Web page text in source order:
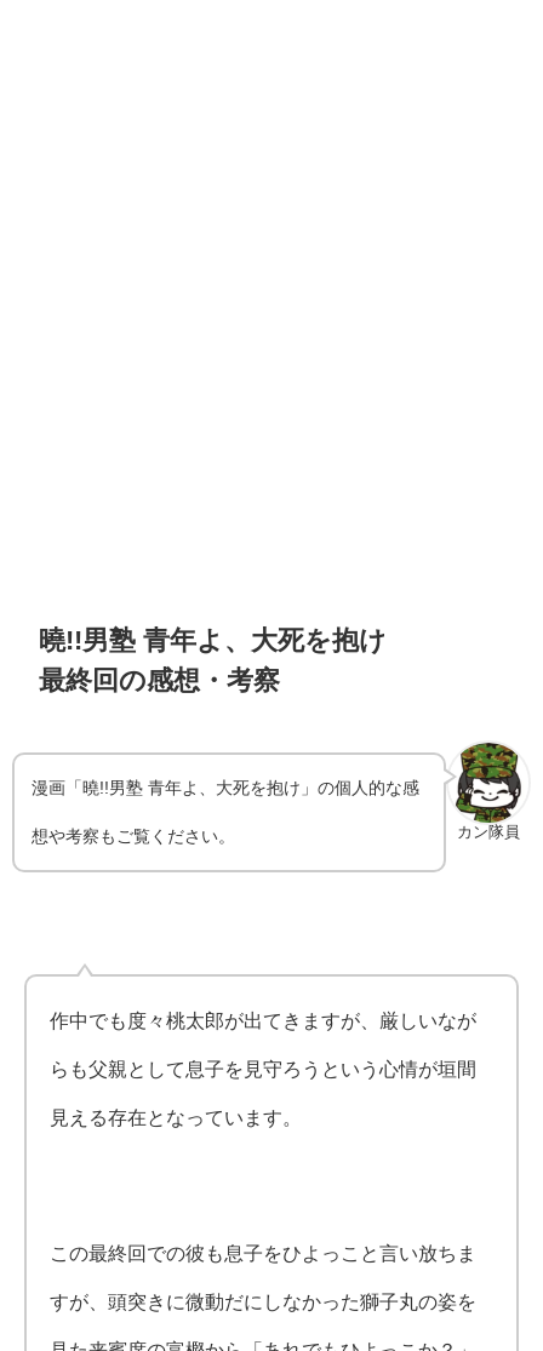
曉!!男塾 青年よ、大死を抱け
最終回の感想・考察
カン隊員
漫画「曉!!男塾 青年よ、大死を抱け」の個人的な感
想や考察もご覧ください。
作中でも度々桃太郎が出てきますが、厳しいなが
らも父親として息子を見守ろうという心情が垣間
見える存在となっています。
この最終回での彼も息子をひよっこと言い放ちま
すが、頭突きに微動だにしなかった獅子丸の姿を